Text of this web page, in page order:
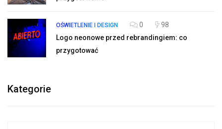
OŚWIETLENIE I DESIGN 0
98
Logo neonowe przed rebrandingiem: co
przygotować
Kategorie